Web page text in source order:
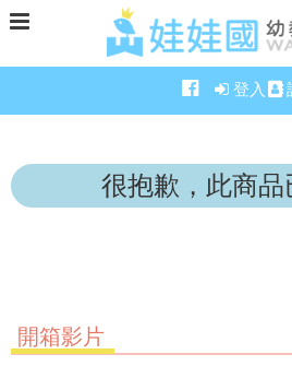
登入
很抱歉，此商品
開箱影片